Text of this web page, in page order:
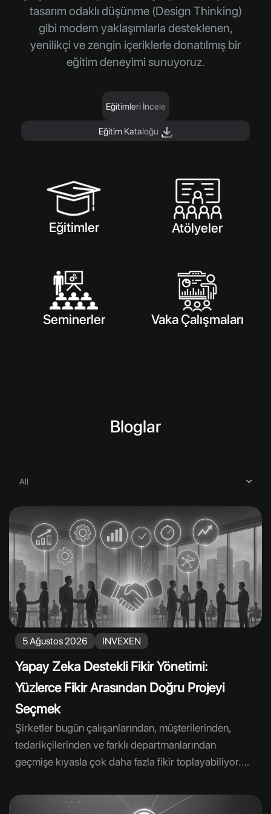
tasarım odaklı düşünme (Design Thinking)
gibi modern yaklaşımlarla desteklenen,
yenilikçi ve zengin içeriklerle donatılmış bir
eğitim deneyimi sunuyoruz.
Eğitimleri İncele
Eğitim Kataloğu
Eğitimler Atölyeler
Seminerler Vaka Çalışmaları
Bloglar
5 Ağustos 2026 INVEXEN
Yapay Zeka Destekli Fikir Yönetimi:
Yüzlerce Fikir Arasından Doğru Projeyi
Seçmek
Şirketler bugün çalışanlarından, müşterilerinden,
tedarikçilerinden ve farklı departmanlarından
geçmişe kıyasla çok daha fazla fikir toplayabiliyor.
sayısındaki artış yeni bir yönetim sorununu da